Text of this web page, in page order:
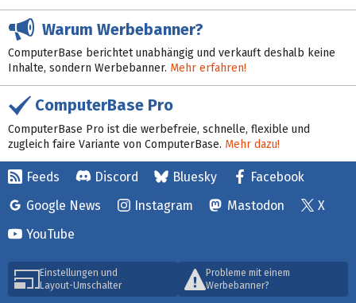
Warum Werbebanner?
ComputerBase berichtet unabhängig und verkauft deshalb keine
Inhalte, sondern Werbebanner. Mehr erfahren!
ComputerBase Pro
ComputerBase Pro ist die werbefreie, schnelle, flexible und
zugleich faire Variante von ComputerBase. Mehr dazu!
Feeds Discord Bluesky
Facebook
Google News
Instagram Mastodon
X
YouTube
Einstellungen und
Layout-Umschalter
Probleme mit einem
Werbebanner?